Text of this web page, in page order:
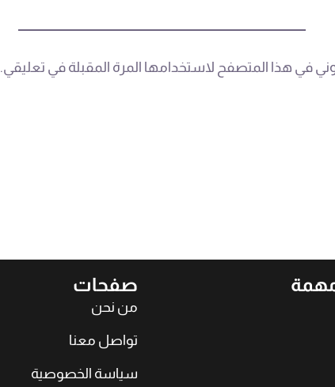
في هذا المتصفح لاستخدامها المرة المقبلة في تعليقي.
صفحات
من نحن
تواصل معنا
سياسة الخصوصية